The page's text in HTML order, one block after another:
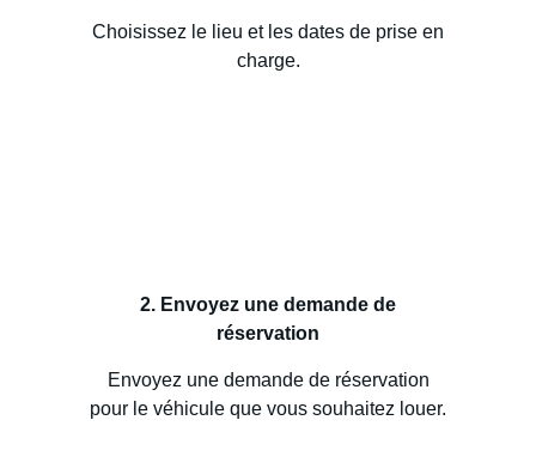
Choisissez le lieu et les dates de prise en
charge.
2. Envoyez une demande de
réservation
Envoyez une demande de réservation
pour le véhicule que vous souhaitez louer.